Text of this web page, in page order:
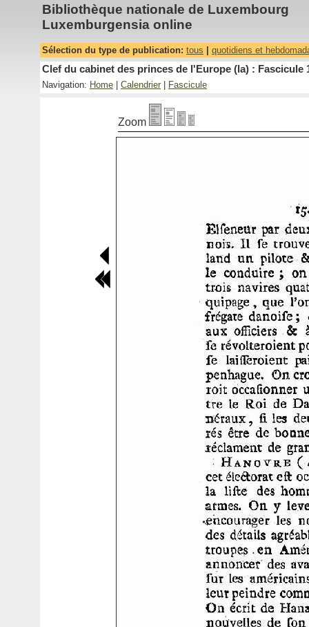
Bibliothèque nationale de Luxembourg
Luxemburgensia online
Sélection du type de publication: tous quotidiens et
Clef du cabinet des princes de l'Europe (la) : Fascicule
Navigation: Home Calendrier Fascicule
Zoom